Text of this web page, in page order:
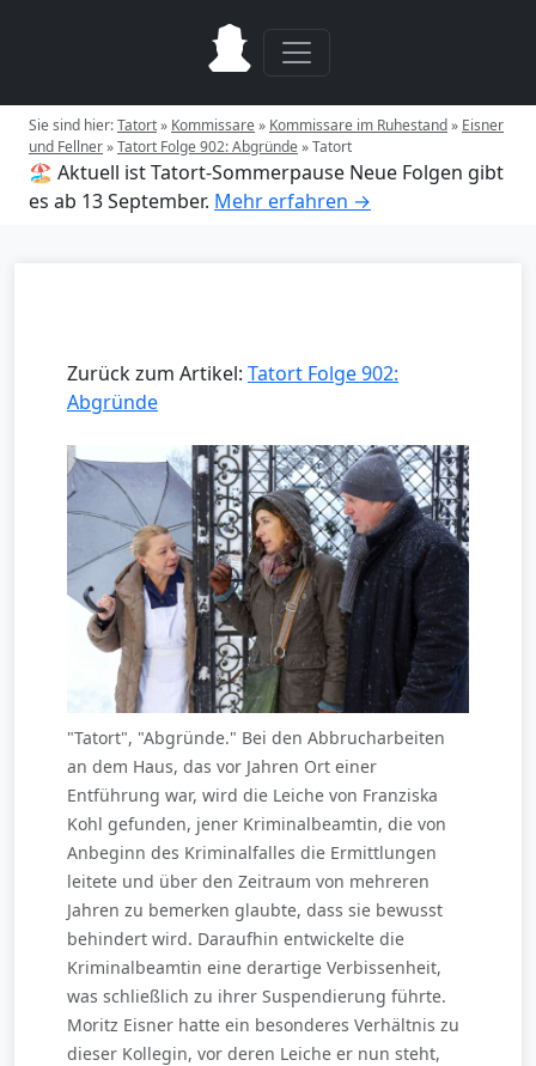
Sie sind hier:Tatort» Kommissare» Kommissare im Ruhestand» Eisner
und Fellner»Tatort Folge 902: Abgründe»Tatort
🏖️ Aktuell ist Tatort-Sommerpause Neue Folgen gibt
es ab 13 September. Mehr erfahren →
Zurück zum Artikel: Tatort Folge 902:
Abgründe
"Tatort", "Abgründe." Bei den Abbrucharbeiten
an dem Haus, das vor Jahren Ort einer
Entführung war, wird die Leiche von Franziska
Kohl gefunden, jener Kriminalbeamtin, die von
Anbeginn des Kriminalfalles die Ermittlungen
leitete und über den Zeitraum von mehreren
Jahren zu bemerken glaubte, dass sie bewusst
behindert wird. Daraufhin entwickelte die
Kriminalbeamtin eine derartige Verbissenheit,
was schließlich zu ihrer Suspendierung führte.
Moritz Eisner hatte ein besonderes Verhältnis zu
dieser Kollegin, vor deren Leiche er nun steht,